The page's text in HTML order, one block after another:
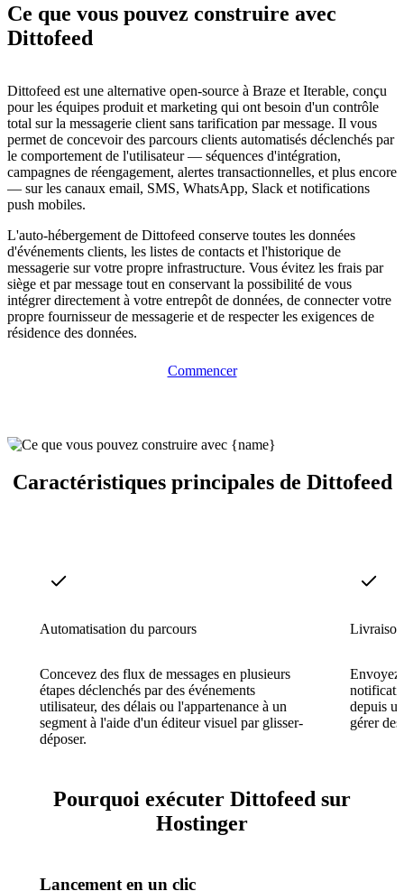
Ce que vous pouvez construire avec
Dittofeed
Dittofeed est une alternative open-source à Braze et Iterable, conçu
pour les équipes produit et marketing qui ont besoin d'un contrôle
total sur la messagerie client sans tarification par message. Il vous
permet de concevoir des parcours clients automatisés déclenchés par
le comportement de l'utilisateur — séquences d'intégration,
campagnes de réengagement, alertes transactionnelles, et plus encore
— sur les canaux email, SMS, WhatsApp, Slack et notifications
push mobiles.
L'auto-hébergement de Dittofeed conserve toutes les données
d'événements clients, les listes de contacts et l'historique de
messagerie sur votre propre infrastructure. Vous évitez les frais par
siège et par message tout en conservant la possibilité de vous
intégrer directement à votre entrepôt de données, de connecter votre
propre fournisseur de messagerie et de respecter les exigences de
résidence des données.
Commencer
Caractéristiques principales de Dittofeed
Automatisation du parcours
Concevez des flux de messages en plusieurs
étapes déclenchés par des événements
utilisateur, des délais ou l'appartenance à un
segment à l'aide d'un éditeur visuel par glisser-
déposer.
Envoyez
depuis
gérer
Pourquoi exécuter Dittofeed sur
Hostinger
Lancement en un clic